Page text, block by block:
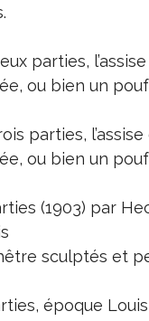
parties,
ou bien un
parties,
ou bien un
(1903) par
sculptés et
époque